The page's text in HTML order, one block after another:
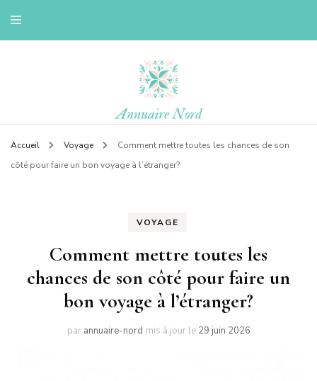
Annuaire nord
Le blog d'une ch'ti du nord
Accueil Voyage
Comment mettre toutes les chances de son
côté pour faire un bon voyage à l’étranger?
VOYAGE
Comment mettre toutes les
chances de son côté pour faire un
bon voyage à l’étranger?
par annuaire-nord mis à jour le 29 juin 2026